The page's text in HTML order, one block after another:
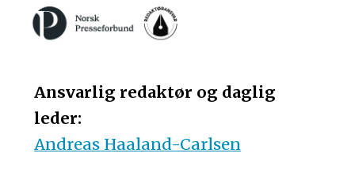
Ansvarlig redaktør og daglig
leder:
Andreas Haaland-Carlsen